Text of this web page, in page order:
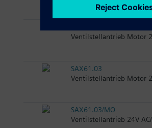
Ventilstellantrieb Motor
SAX61.03
Ventilstellantrieb Motor
SAX61.03/MO
Ventilstellantrieb 24V